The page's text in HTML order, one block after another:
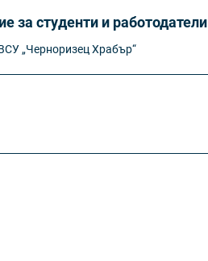
за студенти и работодатели
„Черноризец Храбър“